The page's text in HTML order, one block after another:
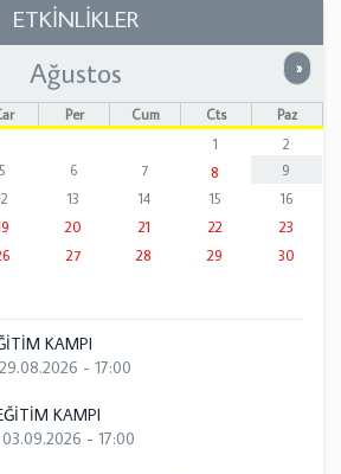
ETKİNLİKLER
»
Ağustos
Per Cum Cts
Paz
1
2
5 6 7 8
9
13 14 15
16
20 21 22
23
27 28 29
30
KAMPI
29.08.2026 - 17:00
KAMPI
03.09.2026 - 17:00